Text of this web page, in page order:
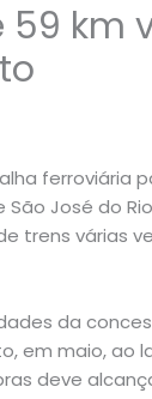
km
ferroviária
José do
trens várias
da
em maio, ao
deve